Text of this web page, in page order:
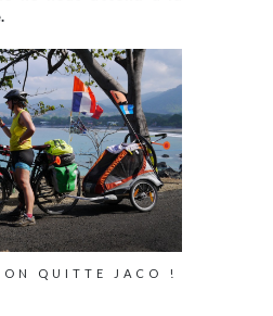
ON QUITTE JACO !